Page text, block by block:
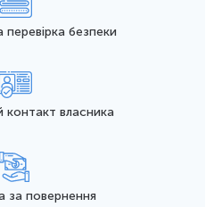
безпеки
контакт власника
за повернення